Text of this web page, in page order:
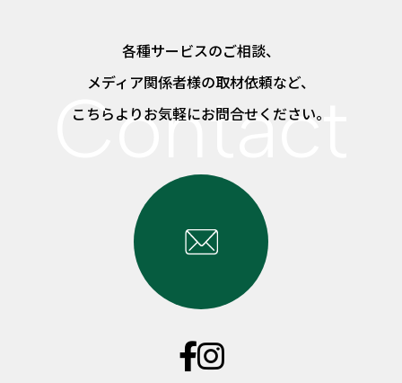
各種サービスのご相談、
メディア関係者様の取材依頼など、
こちらよりお気軽にお問合せください。